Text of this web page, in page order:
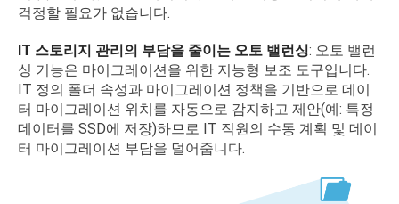
걱정할 필요가 없습니다.
IT 스토리지 관리의 부담을 줄이는 오토 밸런싱: 오토 밸런
싱 기능은 마이그레이션을 위한 지능형 보조 도구입니다.
IT 정의 폴더 속성과 마이그레이션 정책을 기반으로 데이
터 마이그레이션 위치를 자동으로 감지하고 제안(예: 특정
데이터를 SSD에 저장)하므로 IT 직원의 수동 계획 및 데이
터 마이그레이션 부담을 덜어줍니다.